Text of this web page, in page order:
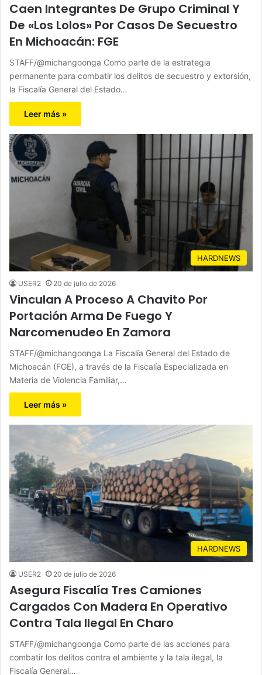
Caen Integrantes De Grupo Criminal Y
De «Los Lolos» Por Casos De Secuestro
En Michoacán: FGE
STAFF/@michangoonga Como parte de la estrategia
permanente para combatir los delitos de secuestro y extorsión,
la Fiscalía General del Estado…
Leer más »
HARDNEWS
USER2 20 de julio de 2026
Vinculan A Proceso A Chavito Por
Portación Arma De Fuego Y
Narcomenudeo En Zamora
STAFF/@michangoonga La Fiscalía General del Estado de
Michoacán (FGE), a través de la Fiscalía Especializada en
Materia de Violencia Familiar,…
Leer más »
HARDNEWS
USER2 20 de julio de 2026
Asegura Fiscalía Tres Camiones
Cargados Con Madera En Operativo
Contra Tala Ilegal En Charo
STAFF/@michangoonga Como parte de las acciones para
combatir los delitos contra el ambiente y la tala ilegal, la
Fiscalía General…